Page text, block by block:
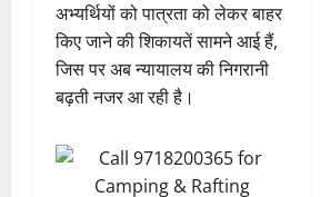
अभ्यर्थियों को पात्रता को लेकर बाहर
किए जाने की शिकायतें सामने आई हैं,
जिस पर अब न्यायालय की निगरानी
बढ़ती नजर आ रही है।